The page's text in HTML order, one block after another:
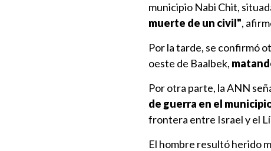
municipio Nabi Chit,
muerte de un civil",
Por la tarde, se confirmó
oeste de Baalbek,
Por otra parte, la ANN
de guerra en el
frontera entre Israel y el
El hombre resultó herido